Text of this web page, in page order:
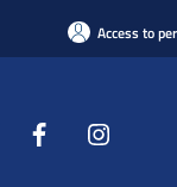
Access to